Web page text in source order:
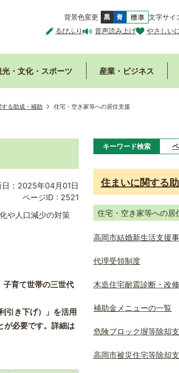
背景色変更 文字サイ
るびふり
音声読み上げ やさしい
光・文化・スポーツ 産業・ビジネス
る助成・補助 住宅・空き家等への居住支援
日：2025年04月01日
ページID : 2521
や人口減少の対策
子育て世帯の三世代
引き下げ）」を活用
が必要です。詳細は
キーワード検索
ー
ワ
ー
ド
検
住まいに関する
住宅・空き家等への居
高岡市結婚新生活支援
代理受領制度
木造住宅耐震診断・改
補助金メニューの一覧
危険ブロック塀等除却
高岡市被災住宅等除却